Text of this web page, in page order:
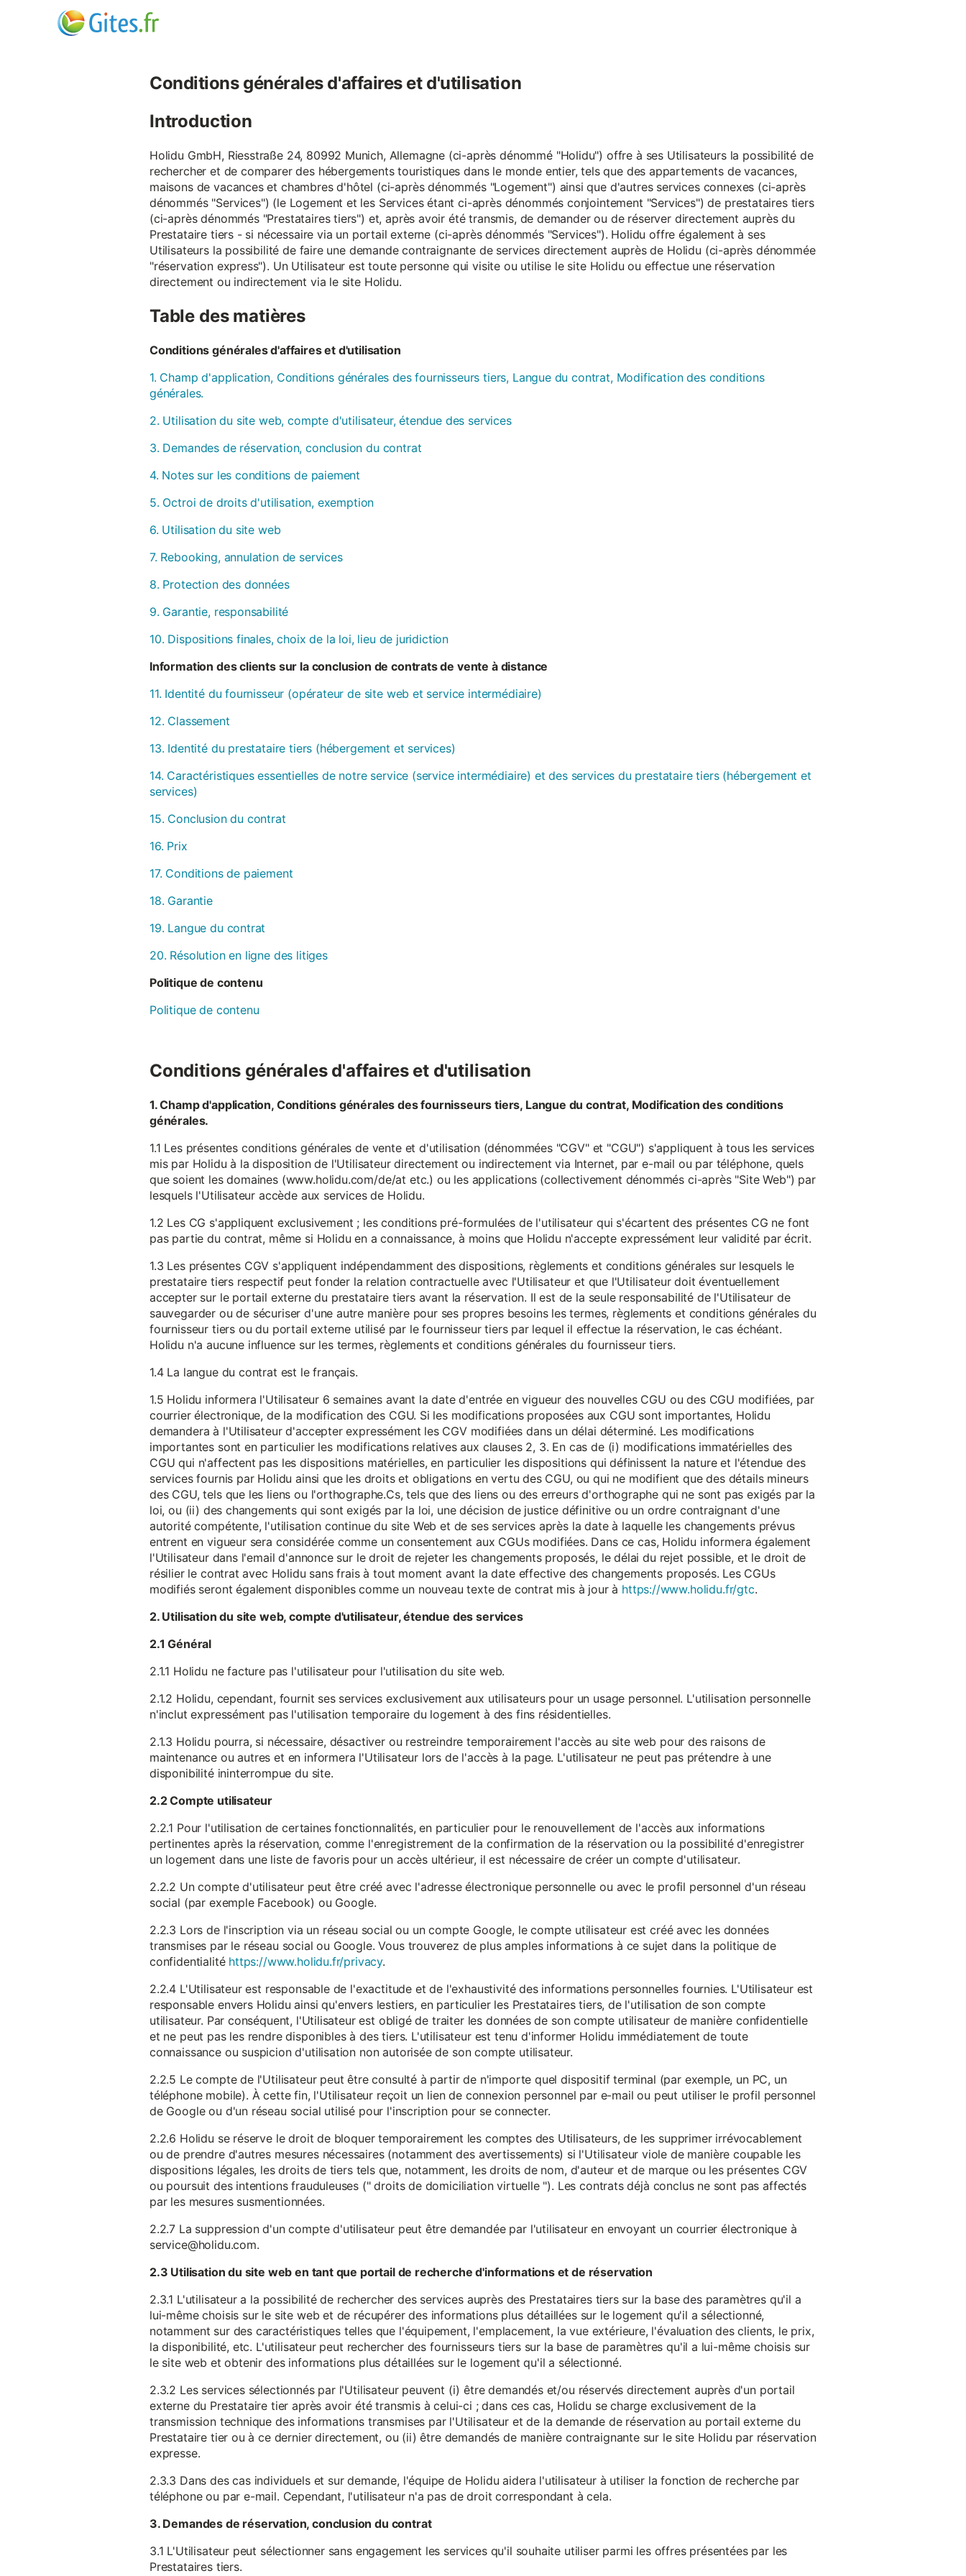
Conditions générales d'affaires et d'utilisation
Introduction
Holidu GmbH, Riesstraße 24, 80992 Munich, Allemagne (ci-après dénommé "Holidu") offre à ses Utilisateurs la possibilité de
rechercher et de comparer des hébergements touristiques dans le monde entier, tels que des appartements de vacances,
maisons de vacances et chambres d'hôtel (ci-après dénommés "Logement") ainsi que d'autres services connexes (ci-après
dénommés "Services") (le Logement et les Services étant ci-après dénommés conjointement "Services") de prestataires tiers
(ci-après dénommés "Prestataires tiers") et, après avoir été transmis, de demander ou de réserver directement auprès du
Prestataire tiers - si nécessaire via un portail externe (ci-après dénommés "Services"). Holidu offre également à ses
Utilisateurs la possibilité de faire une demande contraignante de services directement auprès de Holidu (ci-après dénommée
"réservation express"). Un Utilisateur est toute personne qui visite ou utilise le site Holidu ou effectue une réservation
directement ou indirectement via le site Holidu.
Table des matières
Conditions générales d'affaires et d'utilisation
1. Champ d'application, Conditions générales des fournisseurs tiers, Langue du contrat, Modification des conditions
générales.
2. Utilisation du site web, compte d'utilisateur, étendue des services
3. Demandes de réservation, conclusion du contrat
4. Notes sur les conditions de paiement
5. Octroi de droits d'utilisation, exemption
6. Utilisation du site web
7. Rebooking, annulation de services
8. Protection des données
9. Garantie, responsabilité
10. Dispositions finales, choix de la loi, lieu de juridiction
Information des clients sur la conclusion de contrats de vente à distance
11. Identité du fournisseur (opérateur de site web et service intermédiaire)
12. Classement
13. Identité du prestataire tiers (hébergement et services)
14. Caractéristiques essentielles de notre service (service intermédiaire) et des services du prestataire tiers (hébergement et
services)
15. Conclusion du contrat
16. Prix
17. Conditions de paiement
18. Garantie
19. Langue du contrat
20. Résolution en ligne des litiges
Politique de contenu
Politique de contenu
Conditions générales d'affaires et d'utilisation
1. Champ d'application, Conditions générales des fournisseurs tiers, Langue du contrat, Modification des conditions
générales.
1.1 Les présentes conditions générales de vente et d'utilisation (dénommées "CGV" et "CGU") s'appliquent à tous les services
mis par Holidu à la disposition de l'Utilisateur directement ou indirectement via Internet, par e-mail ou par téléphone, quels
que soient les domaines (www.holidu.com/de/at etc.) ou les applications (collectivement dénommés ci-après "Site Web") par
lesquels l'Utilisateur accède aux services de Holidu.
1.2 Les CG s'appliquent exclusivement ; les conditions pré-formulées de l'utilisateur qui s'écartent des présentes CG ne font
pas partie du contrat, même si Holidu en a connaissance, à moins que Holidu n'accepte expressément leur validité par écrit.
1.3 Les présentes CGV s'appliquent indépendamment des dispositions, règlements et conditions générales sur lesquels le
prestataire tiers respectif peut fonder la relation contractuelle avec l'Utilisateur et que l'Utilisateur doit éventuellement
accepter sur le portail externe du prestataire tiers avant la réservation. Il est de la seule responsabilité de l'Utilisateur de
sauvegarder ou de sécuriser d'une autre manière pour ses propres besoins les termes, règlements et conditions générales du
fournisseur tiers ou du portail externe utilisé par le fournisseur tiers par lequel il effectue la réservation, le cas échéant.
Holidu n'a aucune influence sur les termes, règlements et conditions générales du fournisseur tiers.
1.4 La langue du contrat est le français.
1.5 Holidu informera l'Utilisateur 6 semaines avant la date d'entrée en vigueur des nouvelles CGU ou des CGU modifiées, par
courrier électronique, de la modification des CGU. Si les modifications proposées aux CGU sont importantes, Holidu
demandera à l'Utilisateur d'accepter expressément les CGV modifiées dans un délai déterminé. Les modifications
importantes sont en particulier les modifications relatives aux clauses 2, 3. En cas de (i) modifications immatérielles des
CGU qui n'affectent pas les dispositions matérielles, en particulier les dispositions qui définissent la nature et l'étendue des
services fournis par Holidu ainsi que les droits et obligations en vertu des CGU, ou qui ne modifient que des détails mineurs
des CGU, tels que les liens ou l'orthographe.Cs, tels que des liens ou des erreurs d'orthographe qui ne sont pas exigés par la
loi, ou (ii) des changements qui sont exigés par la loi, une décision de justice définitive ou un ordre contraignant d'une
autorité compétente, l'utilisation continue du site Web et de ses services après la date à laquelle les changements prévus
entrent en vigueur sera considérée comme un consentement aux CGUs modifiées. Dans ce cas, Holidu informera également
l'Utilisateur dans l'email d'annonce sur le droit de rejeter les changements proposés, le délai du rejet possible, et le droit de
résilier le contrat avec Holidu sans frais à tout moment avant la date effective des changements proposés. Les CGUs
modifiés seront également disponibles comme un nouveau texte de contrat mis à jour à https://www.holidu.fr/gtc.
2. Utilisation du site web, compte d'utilisateur, étendue des services
2.1 Général
2.1.1 Holidu ne facture pas l'utilisateur pour l'utilisation du site web.
2.1.2 Holidu, cependant, fournit ses services exclusivement aux utilisateurs pour un usage personnel. L'utilisation personnelle
n'inclut expressément pas l'utilisation temporaire du logement à des fins résidentielles.
2.1.3 Holidu pourra, si nécessaire, désactiver ou restreindre temporairement l'accès au site web pour des raisons de
maintenance ou autres et en informera l'Utilisateur lors de l'accès à la page. L'utilisateur ne peut pas prétendre à une
disponibilité ininterrompue du site.
2.2 Compte utilisateur
2.2.1 Pour l'utilisation de certaines fonctionnalités, en particulier pour le renouvellement de l'accès aux informations
pertinentes après la réservation, comme l'enregistrement de la confirmation de la réservation ou la possibilité d'enregistrer
un logement dans une liste de favoris pour un accès ultérieur, il est nécessaire de créer un compte d'utilisateur.
2.2.2 Un compte d'utilisateur peut être créé avec l'adresse électronique personnelle ou avec le profil personnel d'un réseau
social (par exemple Facebook) ou Google.
2.2.3 Lors de l'inscription via un réseau social ou un compte Google, le compte utilisateur est créé avec les données
transmises par le réseau social ou Google. Vous trouverez de plus amples informations à ce sujet dans la politique de
confidentialité https://www.holidu.fr/privacy.
2.2.4 L'Utilisateur est responsable de l'exactitude et de l'exhaustivité des informations personnelles fournies. L'Utilisateur est
responsable envers Holidu ainsi qu'envers lestiers, en particulier les Prestataires tiers, de l'utilisation de son compte
utilisateur. Par conséquent, l'Utilisateur est obligé de traiter les données de son compte utilisateur de manière confidentielle
et ne peut pas les rendre disponibles à des tiers. L'utilisateur est tenu d'informer Holidu immédiatement de toute
connaissance ou suspicion d'utilisation non autorisée de son compte utilisateur.
2.2.5 Le compte de l'Utilisateur peut être consulté à partir de n'importe quel dispositif terminal (par exemple, un PC, un
téléphone mobile). À cette fin, l'Utilisateur reçoit un lien de connexion personnel par e-mail ou peut utiliser le profil personnel
de Google ou d'un réseau social utilisé pour l'inscription pour se connecter.
2.2.6 Holidu se réserve le droit de bloquer temporairement les comptes des Utilisateurs, de les supprimer irrévocablement
ou de prendre d'autres mesures nécessaires (notamment des avertissements) si l'Utilisateur viole de manière coupable les
dispositions légales, les droits de tiers tels que, notamment, les droits de nom, d'auteur et de marque ou les présentes CGV
ou poursuit des intentions frauduleuses (" droits de domiciliation virtuelle "). Les contrats déjà conclus ne sont pas affectés
par les mesures susmentionnées.
2.2.7 La suppression d'un compte d'utilisateur peut être demandée par l'utilisateur en envoyant un courrier électronique à
service@holidu.com.
2.3 Utilisation du site web en tant que portail de recherche d'informations et de réservation
2.3.1 L'utilisateur a la possibilité de rechercher des services auprès des Prestataires tiers sur la base des paramètres qu'il a
lui-même choisis sur le site web et de récupérer des informations plus détaillées sur le logement qu'il a sélectionné,
notamment sur des caractéristiques telles que l'équipement, l'emplacement, la vue extérieure, l'évaluation des clients, le prix,
la disponibilité, etc. L'utilisateur peut rechercher des fournisseurs tiers sur la base de paramètres qu'il a lui-même choisis sur
le site web et obtenir des informations plus détaillées sur le logement qu'il a sélectionné.
2.3.2 Les services sélectionnés par l'Utilisateur peuvent (i) être demandés et/ou réservés directement auprès d'un portail
externe du Prestataire tier après avoir été transmis à celui-ci ; dans ces cas, Holidu se charge exclusivement de la
transmission technique des informations transmises par l'Utilisateur et de la demande de réservation au portail externe du
Prestataire tier ou à ce dernier directement, ou (ii) être demandés de manière contraignante sur le site Holidu par réservation
expresse.
2.3.3 Dans des cas individuels et sur demande, l'équipe de Holidu aidera l'utilisateur à utiliser la fonction de recherche par
téléphone ou par e-mail. Cependant, l'utilisateur n'a pas de droit correspondant à cela.
3. Demandes de réservation, conclusion du contrat
3.1 L'Utilisateur peut sélectionner sans engagement les services qu'il souhaite utiliser parmi les offres présentées par les
Prestataires tiers.